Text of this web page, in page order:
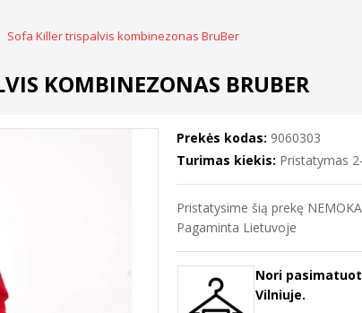
Sofa Killer trispalvis kombinezonas BruBer
KOMBINEZONAS BRUBER
Prekės kodas: 9060303
Turimas kiekis: Pristatymas
Pristatysime šią prekę
Pagaminta Lietuvoje
Nori
Vilniuje.